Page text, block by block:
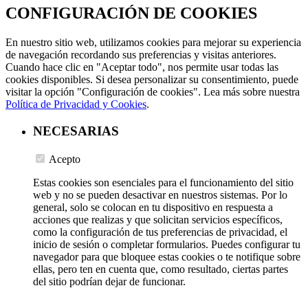
CONFIGURACIÓN DE COOKIES
En nuestro sitio web, utilizamos cookies para mejorar su experiencia
de navegación recordando sus preferencias y visitas anteriores.
Cuando hace clic en "Aceptar todo", nos permite usar todas las
cookies disponibles. Si desea personalizar su consentimiento, puede
visitar la opción "Configuración de cookies". Lea más sobre nuestra
Política de Privacidad y Cookies.
NECESARIAS
Acepto
Estas cookies son esenciales para el funcionamiento del sitio
web y no se pueden desactivar en nuestros sistemas. Por lo
general, solo se colocan en tu dispositivo en respuesta a
acciones que realizas y que solicitan servicios específicos,
como la configuración de tus preferencias de privacidad, el
inicio de sesión o completar formularios. Puedes configurar tu
navegador para que bloquee estas cookies o te notifique sobre
ellas, pero ten en cuenta que, como resultado, ciertas partes
del sitio podrían dejar de funcionar.